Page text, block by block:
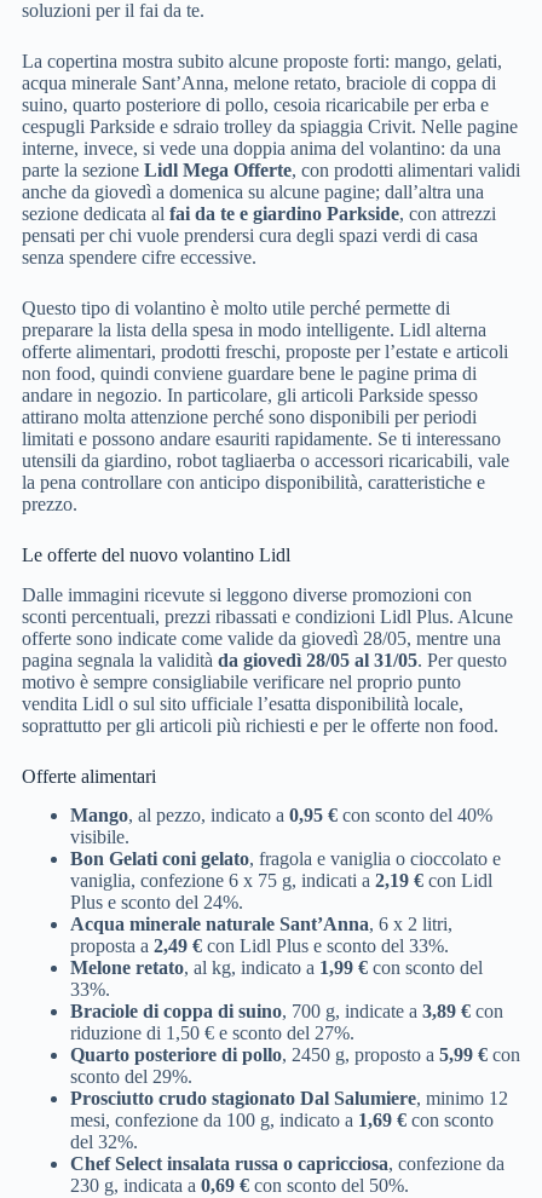
soluzioni per il fai da te.
La copertina mostra subito alcune proposte forti: mango, gelati,
acqua minerale Sant’Anna, melone retato, braciole di coppa di
suino, quarto posteriore di pollo, cesoia ricaricabile per erba e
cespugli Parkside e sdraio trolley da spiaggia Crivit. Nelle pagine
interne, invece, si vede una doppia anima del volantino: da una
parte la sezione Lidl Mega Offerte, con prodotti alimentari validi
anche da giovedì a domenica su alcune pagine; dall’altra una
sezione dedicata al fai da te e giardino Parkside, con attrezzi
pensati per chi vuole prendersi cura degli spazi verdi di casa
senza spendere cifre eccessive.
Questo tipo di volantino è molto utile perché permette di
preparare la lista della spesa in modo intelligente. Lidl alterna
offerte alimentari, prodotti freschi, proposte per l’estate e articoli
non food, quindi conviene guardare bene le pagine prima di
andare in negozio. In particolare, gli articoli Parkside spesso
attirano molta attenzione perché sono disponibili per periodi
limitati e possono andare esauriti rapidamente. Se ti interessano
utensili da giardino, robot tagliaerba o accessori ricaricabili, vale
la pena controllare con anticipo disponibilità, caratteristiche e
prezzo.
Le offerte del nuovo volantino Lidl
Dalle immagini ricevute si leggono diverse promozioni con
sconti percentuali, prezzi ribassati e condizioni Lidl Plus. Alcune
offerte sono indicate come valide da giovedì 28/05, mentre una
pagina segnala la validità da giovedì 28/05 al 31/05. Per questo
motivo è sempre consigliabile verificare nel proprio punto
vendita Lidl o sul sito ufficiale l’esatta disponibilità locale,
soprattutto per gli articoli più richiesti e per le offerte non food.
Offerte alimentari
Mango, al pezzo, indicato a 0,95 €con sconto del 40%
visibile.
Bon Gelati coni gelato, fragola e vaniglia o cioccolato e
vaniglia, confezione 6 x 75 g, indicati a 2,19 €con Lidl
Plus e sconto del 24%.
Acqua minerale naturale Sant’Anna, 6 x 2 litri,
proposta a 2,49 €con Lidl Plus e sconto del 33%.
Melone retato, al kg, indicato a 1,99 €con sconto del
33%.
Braciole di coppa di suino, 700 g, indicate a 3,89 €con
riduzione di 1,50 € e sconto del 27%.
Quarto posteriore di pollo, 2450 g, proposto a 5,99 €con
sconto del 29%.
Prosciutto crudo stagionato Dal Salumiere, minimo 12
mesi, confezione da 100 g, indicato a 1,69 €con sconto
del 32%.
Chef Select insalata russa o capricciosa, confezione da
230 g, indicata a 0,69 €con sconto del 50%.